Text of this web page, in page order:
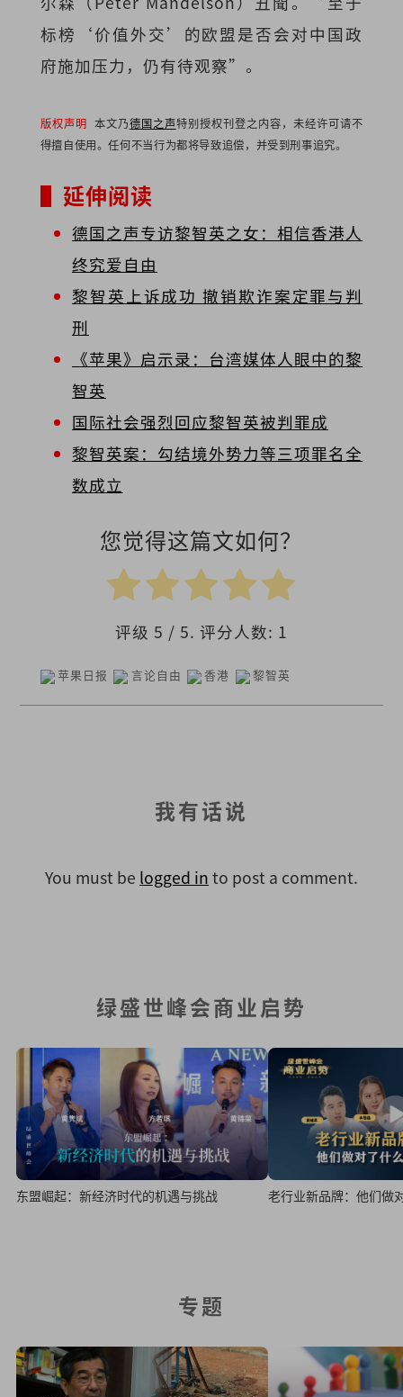
标榜‘价值外交’的欧盟是否会对中国政
府施加压力，仍有待观察”。
版权声明 本文乃德国之声特别授权刊登之内容，未经许可请不
得擅自使用。任何不当行为都将导致追偿，并受到刑事追究。
▌延伸阅读
德国之声专访黎智英之女：相信香港人
终究爱自由
黎智英上诉成功 撤销欺诈案定罪与判
刑
《苹果》启示录：台湾媒体人眼中的黎
智英
国际社会强烈回应黎智英被判罪成
黎智英案：勾结境外势力等三项罪名全
数成立
您觉得这篇文如何？
评级 5 / 5. 评分人数: 1
苹果日报 言论自由 香港 黎智英
我有话说
You must be logged in to post a comment.
绿盛世峰会商业启势
东盟崛起：新经济时代的机遇与挑战 老行业新品牌：他们做
专题